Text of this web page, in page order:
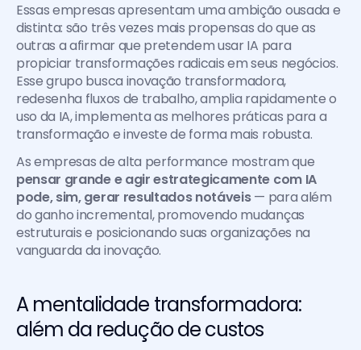
Essas empresas apresentam uma ambição ousada e
distinta: são três vezes mais propensas do que as
outras a afirmar que pretendem usar IA para
propiciar transformações radicais em seus negócios.
Esse grupo busca inovação transformadora,
redesenha fluxos de trabalho, amplia rapidamente o
uso da IA, implementa as melhores práticas para a
transformação e investe de forma mais robusta.
As empresas de alta performance mostram que
pensar grande e agir estrategicamente com IA
pode, sim, gerar resultados notáveis — para além
do ganho incremental, promovendo mudanças
estruturais e posicionando suas organizações na
vanguarda da inovação.
A mentalidade transformadora:
além da redução de custos